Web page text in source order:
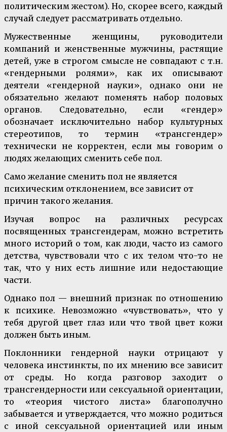
политическим жестом). Но, скорее всего, каждый
случай следует рассматривать отдельно.
Мужественные женщины, руководители
компаний и женственные мужчины, растящие
детей, уже в строгом смысле не совпадают с т.н.
«гендерными ролями», как их описывают
деятели «гендерной науки», однако они не
обязательно желают поменять набор половых
органов. Следовательно, если «гендер»
обозначает исключительно набор культурных
стереотипов, то термин «трансгендер»
технически не корректен, если мы говорим о
людях желающих сменить себе пол.
Само желание сменить пол не является
психическим отклонением, все зависит от
причин такого желания.
Изучая вопрос на различных ресурсах
посвященных трансгендерам, можно встретить
много историй о том, как люди, часто из самого
детства, чувствовали что с их телом что-то не
так, что у них есть лишние или недостающие
части.
Однако пол — внешний признак по отношению
к психике. Невозможно «чувствовать», что у
тебя другой цвет глаз или что твой цвет кожи
должен быть иным.
Поклонники гендерной науки отрицают у
человека инстинкты, по их мнению все зависит
от среды. Но когда разговор заходит о
трансгендерности или сексуальной ориентации,
то «теория чистого листа» благополучно
забывается и утверждается, что можно родиться
с иной сексуальной ориентацией или иным